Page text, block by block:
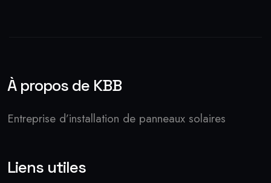
À propos de KBB
Entreprise d’installation de panneaux solaires
Liens utiles